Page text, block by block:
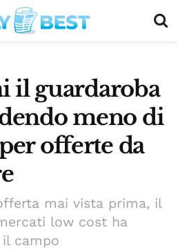
il guardaroba
meno di
offerte da
mai vista prima, il
low cost ha
campo